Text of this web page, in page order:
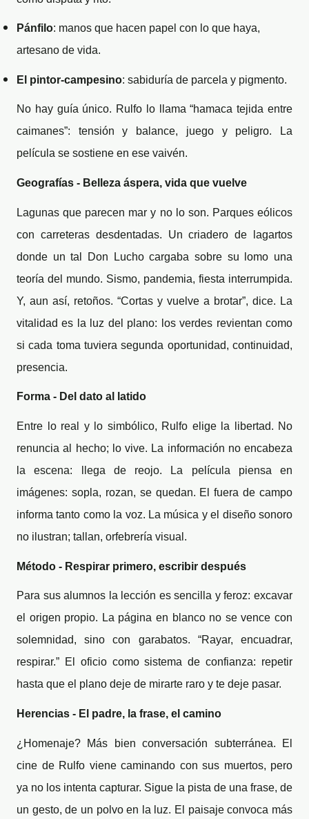
Pánfilo: manos que hacen papel con lo que haya,
artesano de vida.
El pintor-campesino: sabiduría de parcela y pigmento.
No hay guía único. Rulfo lo llama “hamaca tejida entre
caimanes”: tensión y balance, juego y peligro. La
película se sostiene en ese vaivén.
Geografías - Belleza áspera, vida que vuelve
Lagunas que parecen mar y no lo son. Parques eólicos
con carreteras desdentadas. Un criadero de lagartos
donde un tal Don Lucho cargaba sobre su lomo una
teoría del mundo. Sismo, pandemia, fiesta interrumpida.
Y, aun así, retoños. “Cortas y vuelve a brotar”, dice. La
vitalidad es la luz del plano: los verdes revientan como
si cada toma tuviera segunda oportunidad, continuidad,
presencia.
Forma - Del dato al latido
Entre lo real y lo simbólico, Rulfo elige la libertad. No
renuncia al hecho; lo vive. La información no encabeza
la escena: llega de reojo. La película piensa en
imágenes: sopla, rozan, se quedan. El fuera de campo
informa tanto como la voz. La música y el diseño sonoro
no ilustran; tallan, orfebrería visual.
Método - Respirar primero, escribir después
Para sus alumnos la lección es sencilla y feroz: excavar
el origen propio. La página en blanco no se vence con
solemnidad, sino con garabatos. “Rayar, encuadrar,
respirar.” El oficio como sistema de confianza: repetir
hasta que el plano deje de mirarte raro y te deje pasar.
Herencias - El padre, la frase, el camino
¿Homenaje? Más bien conversación subterránea. El
cine de Rulfo viene caminando con sus muertos, pero
ya no los intenta capturar. Sigue la pista de una frase, de
un gesto, de un polvo en la luz. El paisaje convoca más